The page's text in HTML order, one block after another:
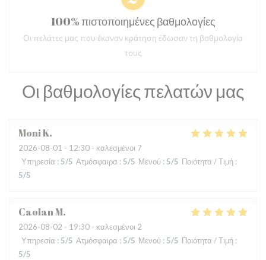
Οι βαθμολογίες πελατών μας
MoniK
2026-08-01 - 12:30 - καλεσμένοι 7
Υπηρεσία : 5/5 Ατμόσφαιρα : 5/5 Μενού : 5/5 Ποιότητα / Τιμή :
5/5
CaolanM
2026-08-02 - 19:30 - καλεσμένοι 2
Υπηρεσία : 5/5 Ατμόσφαιρα : 5/5 Μενού : 5/5 Ποιότητα / Τιμή :
5/5
100% πιστοποιημένες βαθμολογίες
Οι πελάτες μας που έκαναν κράτηση έδωσαν τη βαθμολογία
τους